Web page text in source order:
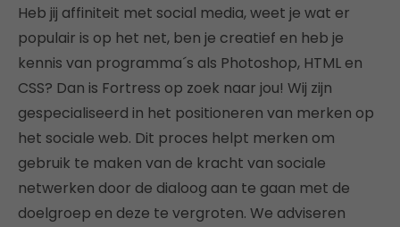
Heb jij affiniteit met social media, weet je wat er
populair is op het net, ben je creatief en heb je
kennis van programma´s als Photoshop, HTML en
CSS? Dan is Fortress op zoek naar jou! Wij zijn
gespecialiseerd in het positioneren van merken op
het sociale web. Dit proces helpt merken om
gebruik te maken van de kracht van sociale
netwerken door de dialoog aan te gaan met de
doelgroep en deze te vergroten. We adviseren